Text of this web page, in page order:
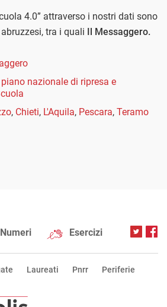
4.0” attraverso i nostri dati sono
tra i quali Il Messaggero.
piano nazionale di ripresa e
, Chieti, L'Aquila, Pescara, Teramo
Numeri Esercizi
Laureati Pnrr Periferie